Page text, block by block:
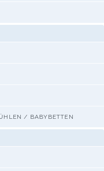
/ BABYBETTEN